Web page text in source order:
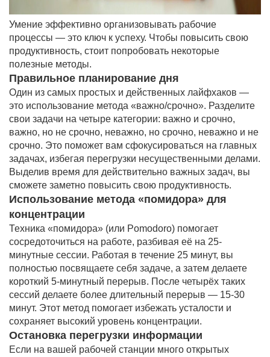
Умение эффективно организовывать рабочие
процессы — это ключ к успеху. Чтобы повысить свою
продуктивность, стоит попробовать некоторые
полезные методы.
Правильное планирование дня
Один из самых простых и действенных лайфхаков —
это использование метода «важно/срочно». Разделите
свои задачи на четыре категории: важно и срочно,
важно, но не срочно, неважно, но срочно, неважно и не
срочно. Это поможет вам сфокусироваться на главных
задачах, избегая перегрузки несущественными делами.
Выделив время для действительно важных задач, вы
сможете заметно повысить свою продуктивность.
Использование метода «помидора» для
концентрации
Техника «помидора» (или Pomodoro) помогает
сосредоточиться на работе, разбивая её на 25-
минутные сессии. Работая в течение 25 минут, вы
полностью посвящаете себя задаче, а затем делаете
короткий 5-минутный перерыв. После четырёх таких
сессий делаете более длительный перерыв — 15-30
минут. Этот метод помогает избежать усталости и
сохраняет высокий уровень концентрации.
Остановка перегрузки информации
Если на вашей рабочей станции много открытых